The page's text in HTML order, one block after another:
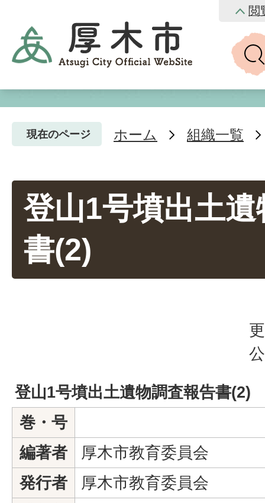
閲
現在のページ ホーム 組織一覧
登山1号墳出土
書(2)
登山1号墳出土遺物調査報告書(2)
巻・号
編著者
厚木市教育委員会
発行者
厚木市教育委員会